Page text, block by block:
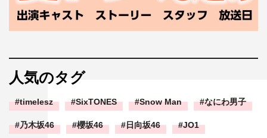
人気のタグ
timelesz SixTONES Snow Man なにわ男子
乃木坂46 櫻坂46 日向坂46 JO1